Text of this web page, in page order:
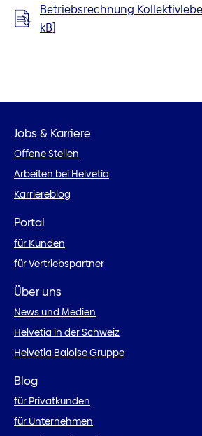
Betriebsrechnung
kB]
Jobs & Karriere
Offene Stellen
Arbeiten bei Helvetia
Karriereblog
Portal
für Kunden
für Vertriebspartner
Über uns
News und Medien
Helvetia in der Schweiz
Helvetia Baloise Gruppe
Blog
für Privatkunden
für Unternehmen